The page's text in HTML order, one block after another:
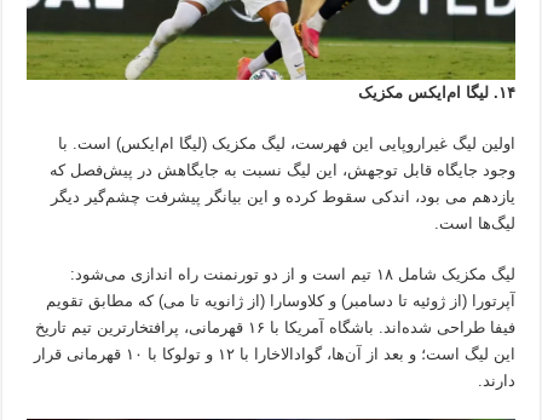
۱۴. لیگا ام‌ایکس مکزیک
اولین لیگ غیراروپایی این فهرست، لیگ مکزیک (لیگا ام‌ایکس) است. با
وجود جایگاه قابل توجهش، این لیگ نسبت به جایگاهش در پیش‌فصل که
یازدهم می بود، اندکی سقوط کرده و این بیانگر پیشرفت چشم‌گیر دیگر
لیگ‌ها است.
لیگ مکزیک شامل ۱۸ تیم است و از دو تورنمنت راه اندازی می‌شود:
آپرتورا (از ژوئیه تا دسامبر) و کلاوسارا (از ژانویه تا می) که مطابق تقویم
فیفا طراحی شده‌اند. باشگاه آمریکا با ۱۶ قهرمانی، پرافتخارترین تیم تاریخ
این لیگ است؛ و بعد از آن‌ها، گوادالاخارا با ۱۲ و تولوکا با ۱۰ قهرمانی قرار
دارند.